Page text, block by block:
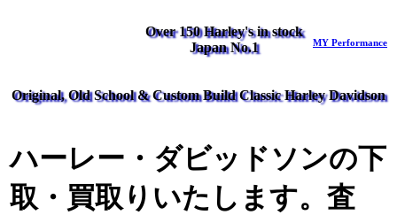
Over 150 Harley's in stock
Japan No.1
MY Performance
Original, Old School & Custom Build Classic Harley Davidson
ハーレー・ダビッドソンの下
取・買取りいたします。査